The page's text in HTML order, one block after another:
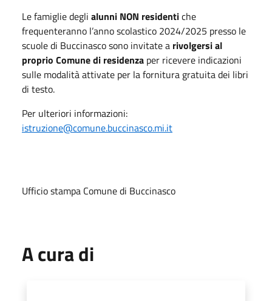
Le famiglie degli alunni NON residentiche
frequenteranno l’anno scolastico 2024/2025 presso le
scuole di Buccinasco sono invitate a rivolgersi al
proprio Comune di residenza per ricevere indicazioni
sulle modalità attivate per la fornitura gratuita dei libri
di testo.
Per ulteriori informazioni:
istruzione@comune.buccinasco.mi.it
Ufficio stampa Comune di Buccinasco
A cura di